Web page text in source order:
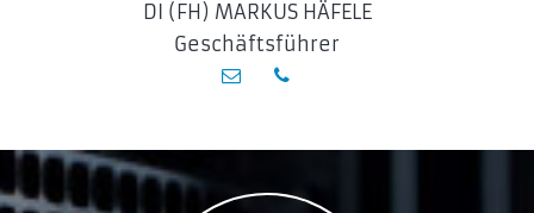
DI (FH) MARKUS HÄFELE
Geschäftsführer